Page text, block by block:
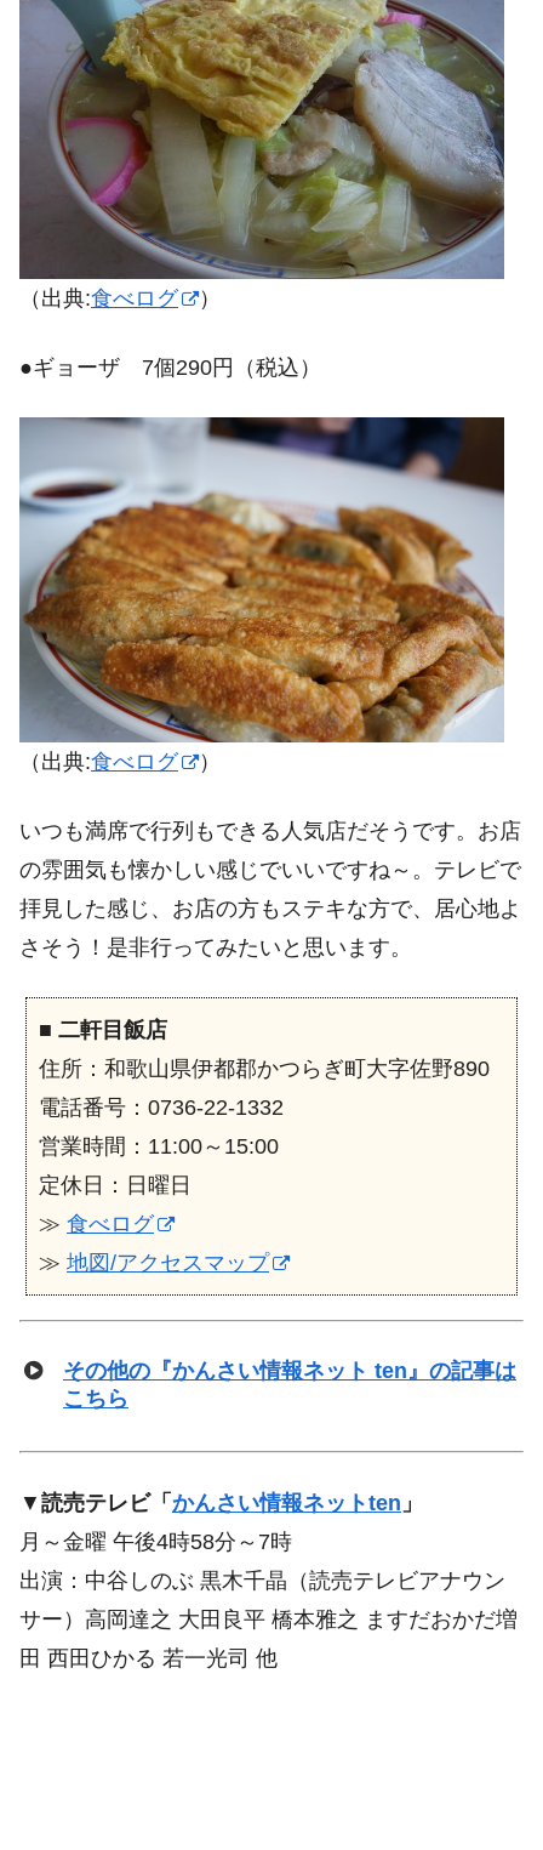
（出典:食べログ ）
●ギョーザ 7個290円（税込）
（出典:食べログ ）
いつも満席で行列もできる人気店だそうです。お店
の雰囲気も懐かしい感じでいいですね～。テレビで
拝見した感じ、お店の方もステキな方で、居心地よ
さそう！是非行ってみたいと思います。
■ 二軒目飯店
住所：和歌山県伊都郡かつらぎ町大字佐野890
電話番号：0736-22-1332
営業時間：11:00～15:00
定休日：日曜日
≫ 食べログ
≫ 地図/アクセスマップ
その他の『かんさい情報ネット ten』の記事は
こちら
▼ 読売テレビ「 かんさい情報ネットten 」
月～金曜 午後4時58分～7時
出演：中谷しのぶ 黒木千晶（読売テレビアナウン
サー）高岡達之 大田良平 橋本雅之 ますだおかだ増
田 西田ひかる 若一光司 他